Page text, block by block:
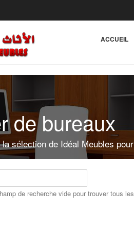
ACCUEIL
de bureaux
sélection de Idéal Meubles
de recherche vide pour trouver tous